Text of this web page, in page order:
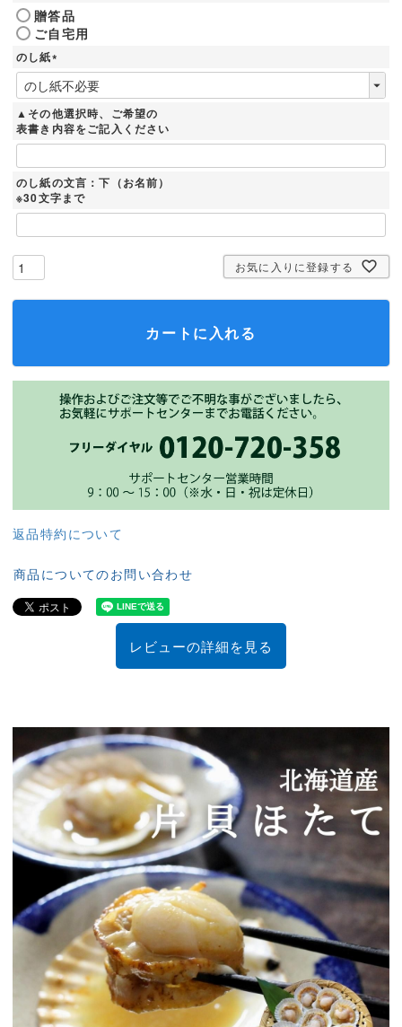
必
須
贈答品
ご自宅用
のし紙
(
必
須
)
▲その他選択時、ご希望の
表書き内容をご記入ください
のし紙の文言：下（お名前）
※30文字まで
お気に入りに登録する
カートに入れる
返品特約について
商品についてのお問い合わせ
レビューの詳細を見る